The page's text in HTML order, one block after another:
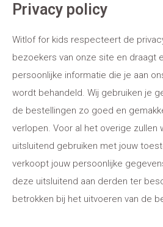
Privacy policy
Witlof for kids respecteert de
bezoekers van onze site en draagt
persoonlijke informatie die je aan
wordt behandeld. Wij gebruiken je
de bestellingen zo goed en
verlopen. Voor al het overige zullen
uitsluitend gebruiken met jouw
verkoopt jouw persoonlijke
deze uitsluitend aan derden ter
betrokken bij het uitvoeren van de